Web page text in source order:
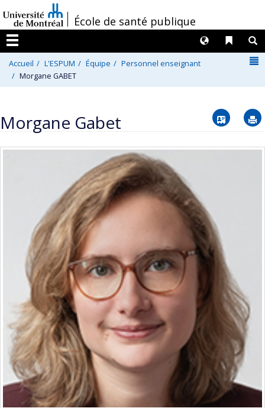
au
contenu
/École de santé publique
Menu
Liens
Langues
Accueil L'ESPUM Équipe
Personnel enseignant
Morgane GABET
Morgane Gabet Vcard